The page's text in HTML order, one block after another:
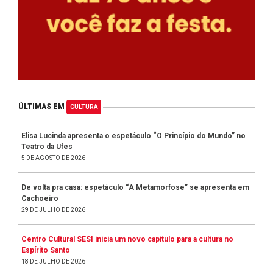
ÚLTIMAS EM CULTURA
Elisa Lucinda apresenta o espetáculo “O Princípio do Mundo” no
Teatro da Ufes
5 DE AGOSTO DE 2026
De volta pra casa: espetáculo “A Metamorfose” se apresenta em
Cachoeiro
29 DE JULHO DE 2026
Centro Cultural SESI inicia um novo capítulo para a cultura no
Espírito Santo
18 DE JULHO DE 2026